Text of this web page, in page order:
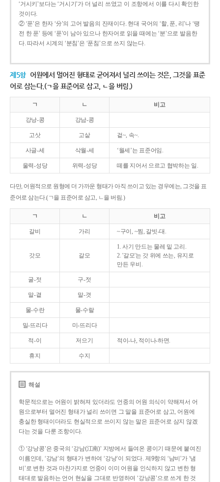
‘거시키’보다는 ‘거시기’가 더 널리 쓰였고 이 조항에서 이를 다시 확인한
것이다.
② ‘푼’은 한자 ‘分’의 고어 발음의 잔재이다. 현대 국어의 ‘할, 푼, 리’나 ‘땡
전 한 푼’ 등에 ‘푼’이 남아 있으나 한자어로 읽을 때에는 ‘분’으로 발음한
다. 따라서 시계의 ‘분침’은 ‘푼침’으로 쓰지 않는다.
제5항 어원에서 멀어진 형태로 굳어져서 널리 쓰이는 것은, 그것을 표준
어로 삼는다.(ㄱ을 표준어로 삼고, ㄴ을 버림.)
ㄱ ㄴ 비고
강낭-콩 강남-콩
고삿 고샅 겉~, 속~.
사글-세 삭월-세 ‘월세’는 표준어임.
울력-성당 위력-성당 떼를 지어서 으르고 협박하는 일.
다만, 어원적으로 원형에 더 가까운 형태가 아직 쓰이고 있는 경우에는, 그것을 표
준어로 삼는다.(ㄱ을 표준어로 삼고, ㄴ을 버림.)
ㄱ ㄴ 비고
갈비 가리 ~구이, ~찜, 갈빗-대.
갓모 갈모
1. 사기 만드는 물레 밑 고리.
2. '갈모'는 갓 위에 쓰는, 유지로
만든 우비.
굴-젓 구-젓
말-곁 말-겻
물-수란 물-수랄
밀-뜨리다 미-뜨리다
적-이 저으기 적이-나, 적이나-하면.
휴지 수지
해설
학문적으로는 어원이 밝혀져 있더라도 언중의 어원 의식이 약해져서 어
원으로부터 멀어진 형태가 널리 쓰이면 그 말을 표준어로 삼고, 어원에
충실한 형태이더라도 현실적으로 쓰이지 않는 말은 표준어로 삼지 않겠
다는 것을 다룬 조항이다.
① ‘강낭콩’은 중국의 ‘강남(江南)’ 지방에서 들여온 콩이기 때문에 붙여진
이름인데, ‘강남’의 형태가 변하여 ‘강낭’이 되었다. 제9항의 ‘남비’가 ‘냄
비’로 변한 것과 마찬가지로 언중이 이미 어원을 인식하지 않고 변한 형
태대로 발음하는 언어 현실을 그대로 반영하여 ‘강낭콩’으로 쓰게 한 것